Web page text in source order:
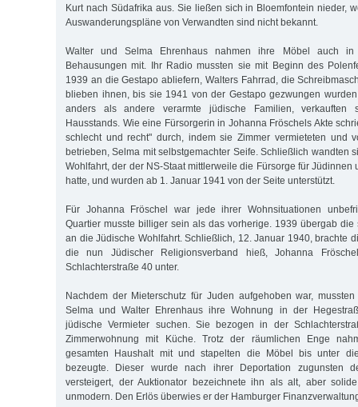
Kurt nach Südafrika aus. Sie ließen sich in Bloemfontein nieder,
Auswanderungspläne von Verwandten sind nicht bekannt.
Walter und Selma Ehrenhaus nahmen ihre Möbel auch
Behausungen mit. Ihr Radio mussten sie mit Beginn des
1939 an die Gestapo abliefern, Walters Fahrrad, die
blieben ihnen, bis sie 1941 von der Gestapo gezwungen
anders als andere verarmte jüdische Familien, verkauften
Hausstands. Wie eine Fürsorgerin in Johanna Fröschels Akte
schlecht und recht" durch, indem sie Zimmer vermieteten und
betrieben, Selma mit selbstgemachter Seife. Schließlich wandten
Wohlfahrt, der der NS-Staat mittlerweile die Fürsorge für Jüdinnen
hatte, und wurden ab 1. Januar 1941 von der Seite unterstützt.
Für Johanna Fröschel war jede ihrer Wohnsituationen
Quartier musste billiger sein als das vorherige. 1939 übergab die
an die Jüdische Wohlfahrt. Schließlich, 12. Januar 1940, brachte
die nun Jüdischer Religionsverband hieß, Johanna
Schlachterstraße 40 unter.
Nachdem der Mieterschutz für Juden aufgehoben war,
Selma und Walter Ehrenhaus ihre Wohnung in der
jüdische Vermieter suchen. Sie bezogen in der
Zimmerwohnung mit Küche. Trotz der räumlichen Enge
gesamten Haushalt mit und stapelten die Möbel bis unter
bezeugte. Dieser wurde nach ihrer Deportation zugunsten
versteigert, der Auktionator bezeichnete ihn als alt, aber
unmodern. Den Erlös überwies er der Hamburger